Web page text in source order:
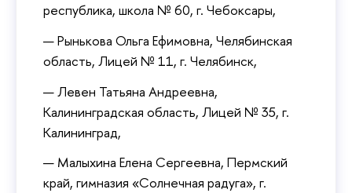
республика, школа № 60, г. Чебоксары,
Рынькова Ольга Ефимовна, Челябинская
область, Лицей № 11, г. Челябинск,
Левен Татьяна Андреевна,
Калининградская область, Лицей № 35, г.
Калининград,
Малыхина Елена Сергеевна, Пермский
край, гимназия «Солнечная радуга», г.